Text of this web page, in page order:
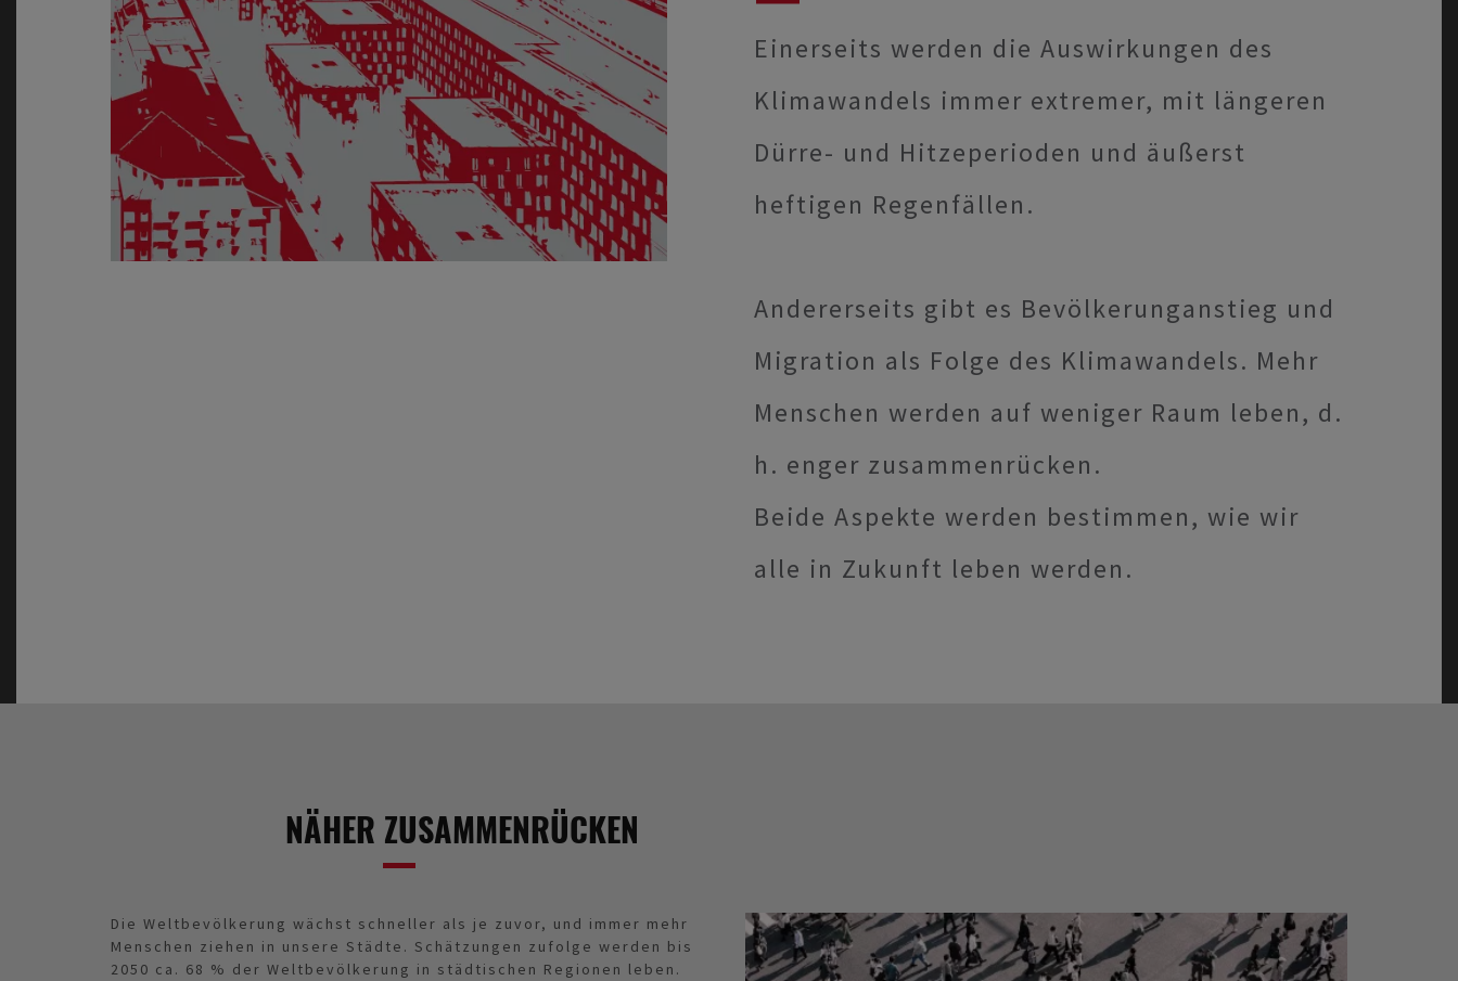
Einerseits werden die Auswirkungen des
Klimawandels immer extremer, mit längeren
Dürre- und Hitzeperioden und äußerst
heftigen Regenfällen.
Andererseits gibt es Bevölkerunganstieg und
Migration als Folge des Klimawandels. Mehr
Menschen werden auf weniger Raum leben, d.
h. enger zusammenrücken.
Beide Aspekte werden bestimmen, wie wir
alle in Zukunft leben werden.
NÄHER ZUSAMMENRÜCKEN
Die Weltbevölkerung wächst schneller als je zuvor, und immer mehr
Menschen ziehen in unsere Städte. Schätzungen zufolge werden bis
2050 ca. 68 % der Weltbevölkerung in städtischen Regionen leben.